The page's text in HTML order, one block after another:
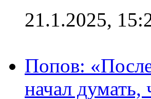
21.1.2025,
Попов:
начал